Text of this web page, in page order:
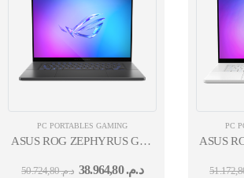
PC PORTABLES GAMING
ASUS ROG ZEPHYRUS G16 GU605CP 16''
د.م.50.724,80 د.م.38.964,80
PC
ASUS
X9